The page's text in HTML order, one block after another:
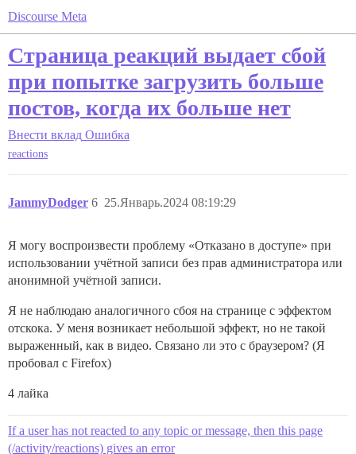
Discourse Meta
Страница реакций выдает сбой
при попытке загрузить больше
постов, когда их больше нет
Внести вклад Ошибка
reactions
JammyDodger 25.Январь.2024 08:19:29
6
Я могу воспроизвести проблему «Отказано в доступе» при
использовании учётной записи без прав администратора или
анонимной учётной записи.
Я не наблюдаю аналогичного сбоя на странице с эффектом
отскока. У меня возникает небольшой эффект, но не такой
выраженный, как в видео. Связано ли это с браузером? (Я
пробовал с Firefox)
4 лайка
If a user has not reacted to any topic or message, then this page
(/activity/reactions) gives an error